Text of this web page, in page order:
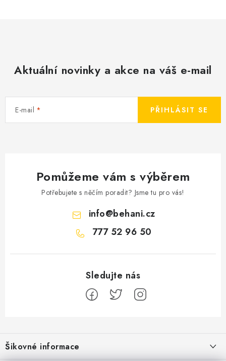
Aktuální novinky a akce na váš e-mail
E-mail PŘIHLÁSIT SE
Pomůžeme vám s výběrem
Potřebujete s něčím poradit? Jsme tu pro vás!
info@behani.cz
777 52 96 50
á
pŠikovné informace